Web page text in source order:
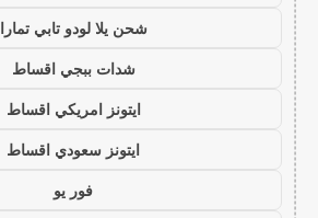
شحن يلا لودو تابي تمارا
شدات ببجي اقساط
ايتونز امريكي اقساط
ايتونز سعودي اقساط
فور يو